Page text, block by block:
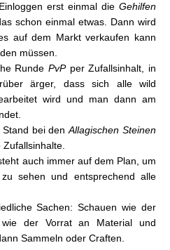
erst einmal die Gehilfen
schon einmal etwas. Dann wird
auf dem Markt verkaufen kann
müssen.
Runde PvPper Zufallsinhalt, in
ärger, dass sich alle wild
wird und man dann am
Stand bei denAllagischen Steinen
auch immer auf dem Plan, um
sehen und entsprechend alle
Sachen: Schauen wie der
der Vorrat an Material und
Sammeln oder Craften.